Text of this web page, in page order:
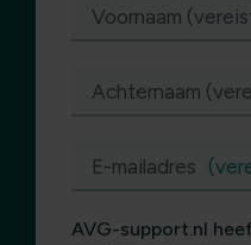
Voornaam
Achternaam
E-mailadres
AVG-support.nl